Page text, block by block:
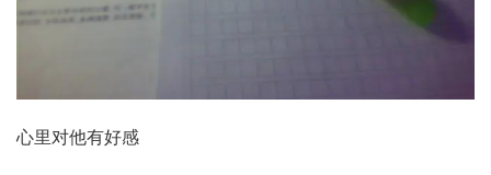
心里对他有好感